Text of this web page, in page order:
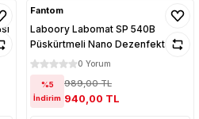
Fantom
Laboory Labomat SP 540B
Püskürtmeli Nano Dezenfektan
Makinesi
0 Yorum
%5
İndirim
989,00 TL
940,00 TL